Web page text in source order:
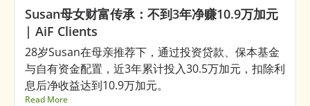
Susan母女财富传承：不到3年净赚10.9万加元
| AiF Clients
28岁Susan在母亲推荐下，通过投资贷款、保本基金
与自有资金配置，近3年累计投入30.5万加元，扣除利
息后净收益达到10.9万加元。
Read More